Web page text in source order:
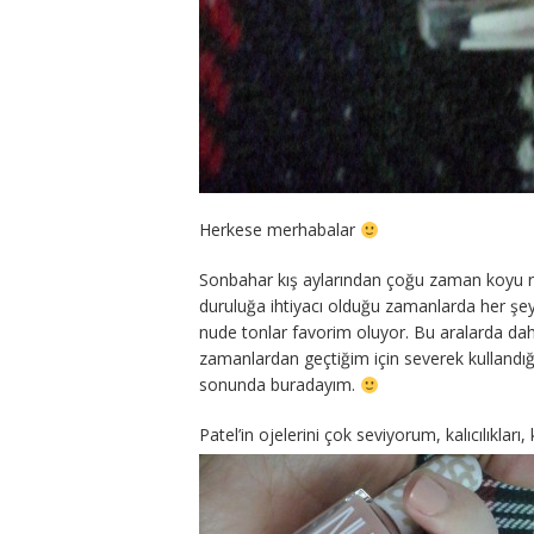
Herkese merhabalar
Sonbahar kış aylarından çoğu zaman
duruluğa ihtiyacı olduğu zamanlarda her
nude tonlar favorim oluyor. Bu aralarda
zamanlardan geçtiğim için severek
sonunda buradayım.
Patel’in ojelerini çok seviyorum,